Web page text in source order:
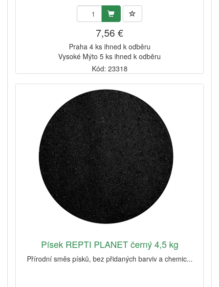
7,56 €
Praha 4 ks ihned k odběru
Vysoké Mýto 5 ks ihned k odběru
Kód: 23318
Písek REPTI PLANET černý 4,5 kg
Přírodní směs písků, bez přidaných barviv a chemic...